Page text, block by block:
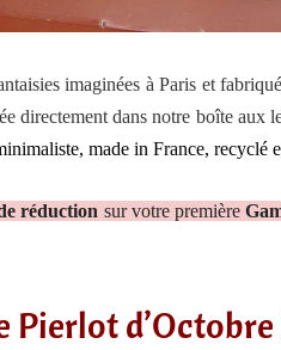
imaginées à Paris et
directement dans notre boîte aux
made in France, recyclé
réduction sur votre première
Pierlot